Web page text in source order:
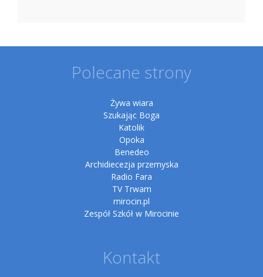
Polecane strony
Żywa wiara
Szukając Boga
Katolik
Opoka
Benedeo
Archidiecezja przemyska
Radio Fara
TV Trwam
mirocin.pl
Zespół Szkół w Mirocinie
Kontakt